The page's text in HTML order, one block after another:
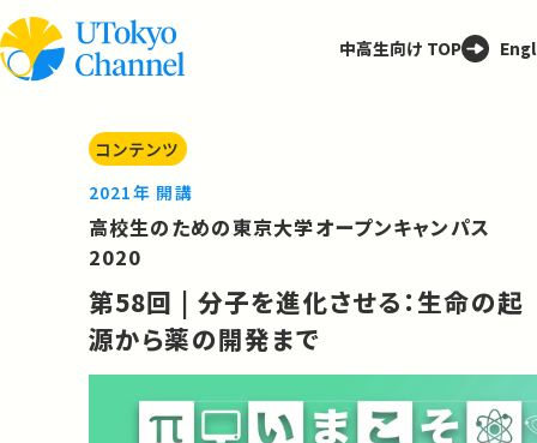
中高生向け TOP
コンテンツ
2021年 開講
高校生のための東京大学オープンキャンパス
2020
第58回 | 分子を進化させる：生命の起
源から薬の開発まで